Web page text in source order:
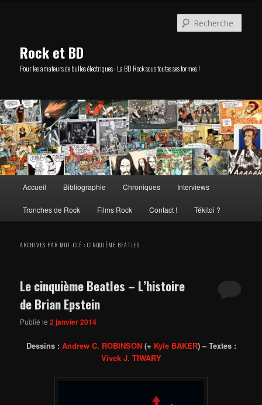
Rock et BD
Pour les amateurs de bulles électriques : La BD Rock sous toutes ses formes !
principal
Accueil Bibliographie Chroniques Interviews
Tronches de Rock Films Rock Contact ! Tékitoi ?
ARCHIVES PAR MOT-CLÉ :CINQUIÈME BEATLES
Le cinquième Beatles – L’histoire
de Brian Epstein
Publié le2 janvier 2014
Dessins : Andrew C. ROBINSON(+ Kyle BAKER) – Textes :
Vivek J. TIWARY